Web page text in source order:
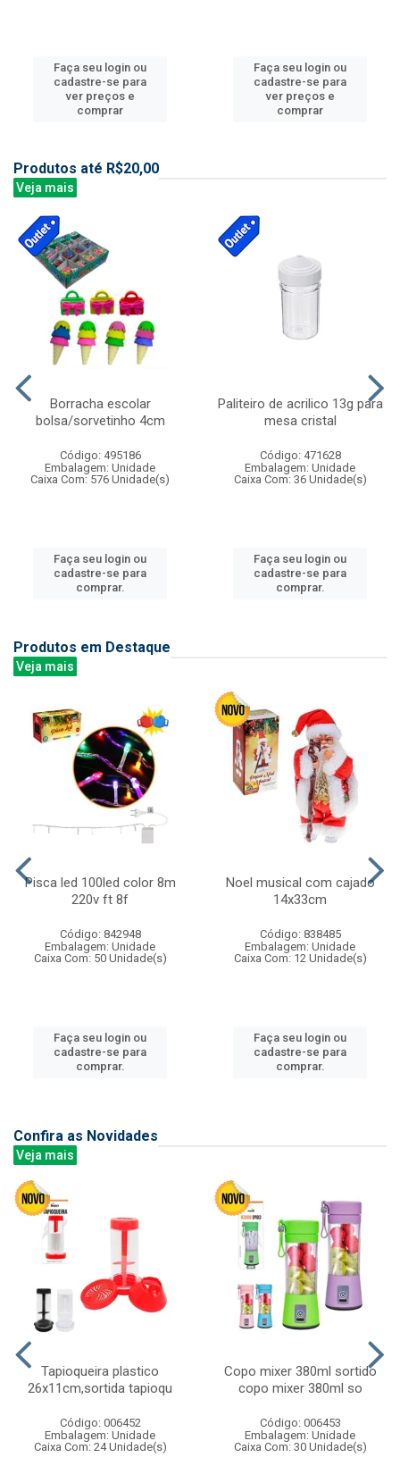
Faça seu login ou
cadastre-se para
ver preços e
comprar
Faça seu login ou
cadastre-se para
ver preços e
comprar
Produtos até R$20,00
Veja mais
Borracha escolar
bolsa/sorvetinho 4cm
Código: 495186
Embalagem: Unidade
Caixa Com: 576 Unidade(s)
Faça seu login ou
cadastre-se para
comprar.
Paliteiro de acrilico 13g para
mesa cristal
Código: 471628
Embalagem: Unidade
Caixa Com: 36 Unidade(s)
Faça seu login ou
cadastre-se para
comprar.
Produtos em Destaque
Veja mais
Pisca led 100led color 8m
220v ft 8f
Código: 842948
Embalagem: Unidade
Caixa Com: 50 Unidade(s)
Faça seu login ou
cadastre-se para
comprar.
Noel musical com cajado
14x33cm
Código: 838485
Embalagem: Unidade
Caixa Com: 12 Unidade(s)
Faça seu login ou
cadastre-se para
comprar.
Confira as Novidades
Veja mais
Tapioqueira plastico
26x11cm,sortida tapioqu
Código: 006452
Embalagem: Unidade
Caixa Com: 24 Unidade(s)
Copo mixer 380ml sortido
copo mixer 380ml so
Código: 006453
Embalagem: Unidade
Caixa Com: 30 Unidade(s)